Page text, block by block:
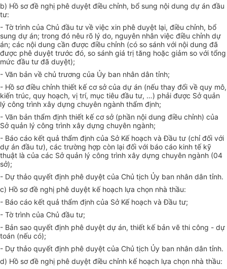
b) Hồ sơ đề nghị phê duyệt điều chỉnh, bổ sung nội dung dự án đầu
tư:
- Tờ trình của Chủ đầu tư về việc xin phê duyệt lại, điều chỉnh, bổ
sung dự án; trong đó nêu rõ lý do, nguyên nhân việc điều chỉnh dự
án; các nội dung cần được điều chỉnh (có so sánh với nội dung đã
được phê duyệt trước đó, so sánh giá trị tăng hoặc giảm so với tổng
mức đầu tư đã duyệt);
- Văn bản về chủ trương của Ủy ban nhân dân tỉnh;
- Hồ sơ điều chỉnh thiết kế cơ sở của dự án (nếu thay đổi về quy mô,
kiến trúc, quy hoạch, vị trí, mục tiêu đầu tư, …) phải được Sở quản
lý công trình xây dựng chuyên ngành thẩm định;
- Văn bản thẩm định thiết kế cơ sở (phần nội dung điều chỉnh) của
Sở quản lý công trình xây dựng chuyên ngành;
- Báo cáo kết quả thẩm định của Sở Kế hoạch và Đầu tư (chỉ đối với
dự án đầu tư), các trường hợp còn lại đối với báo cáo kinh tế kỹ
thuật là của các Sở quản lý công trình xây dựng chuyên ngành (04
sở);
- Dự thảo quyết định phê duyệt của Chủ tịch Ủy ban nhân dân tỉnh.
c) Hồ sơ đề nghị phê duyệt kế hoạch lựa chọn nhà thầu:
- Báo cáo kết quả thẩm định của Sở Kế hoạch và Đầu tư;
- Tờ trình của Chủ đầu tư;
- Bản sao quyết định phê duyệt dự án, thiết kế bản vẽ thi công - dự
toán (nếu có);
- Dự thảo quyết định phê duyệt của Chủ tịch Ủy ban nhân dân tỉnh.
d) Hồ sơ đề nghị phê duyệt điều chỉnh kế hoạch lựa chọn nhà thầu: